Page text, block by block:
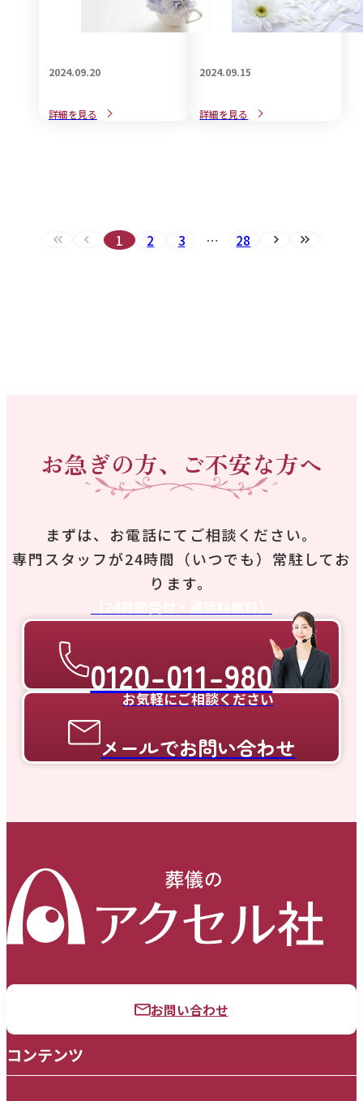
2024.09.20
意外と知らない「喪中と忌
詳細を見る
2024.09.15
近年、話題のご遺族に対す
詳細を見る
最初へ（現在のページ）
前へ（現在のページ）
1 2 3 … 28 次へ 最後へ
お急ぎの方、ご不安な方へ
まずは、お電話にてご相談ください。
専門スタッフが24時間（いつでも）常駐してお
ります。
0120-011-980
お気軽にご相談ください
メールでお問い合わせ
お問い合わせ
コンテンツ